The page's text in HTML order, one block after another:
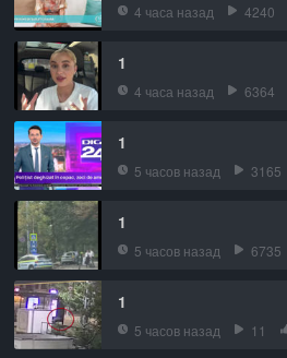
4 часа назад 4240
1
4 часа назад 6364
1
5 часов назад 3165
1
5 часов назад 6735
1
5 часов назад 11